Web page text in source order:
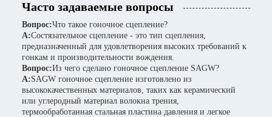
Часто задаваемые вопросы
Вопрос:Что такое гоночное сцепление?
А:Состязательное сцепление - это тип сцепления,
предназначенный для удовлетворения высоких требований к
гонкам и производительности вождения.
Вопрос:Из чего сделано гоночное сцепление SAGW?
А:SAGW гоночное сцепление изготовлено из
высококачественных материалов, таких как керамический
или углеродный материал волокна трения,
термообработанная стальная пластина давления и легкое